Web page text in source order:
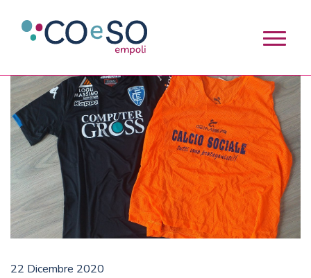
22 Dicembre 2020